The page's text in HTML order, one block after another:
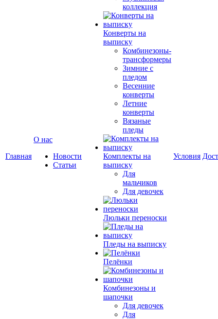
Главная
О нас
Новости
Статьи
коллекция
Конверты на
выписку
Комбинезоны-
трансформеры
Зимние с
пледом
Весенние
конверты
Летние
конверты
Вязаные
пледы
Комплекты на
выписку
Для
мальчиков
Для девочек
Люльки переноски
Пледы на выписку
Пелёнки
Комбинезоны и
шапочки
Для девочек
Для
Условия